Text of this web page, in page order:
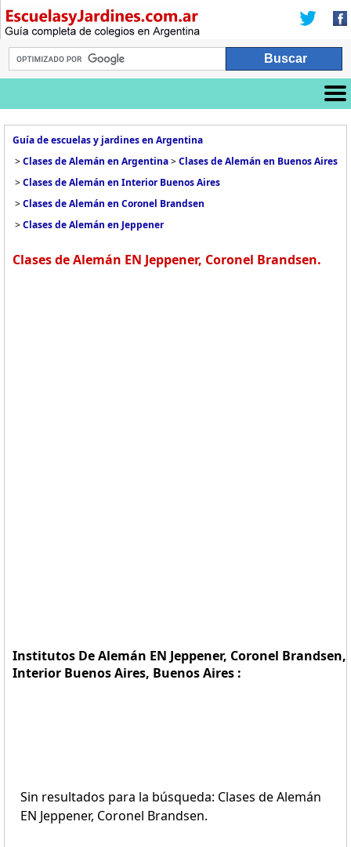
Guía de escuelas y jardines en Argentina
>Clases de Alemán en Argentina>Clases de Alemán en Buenos Aires
>Clases de Alemán en Interior Buenos Aires
>Clases de Alemán en Coronel Brandsen
>Clases de Alemán en Jeppener
Clases de Alemán EN Jeppener, Coronel Brandsen.
Institutos De Alemán EN Jeppener, Coronel Brandsen,
Interior Buenos Aires, Buenos Aires :
Sin resultados para la búsqueda: Clases de Alemán
EN Jeppener, Coronel Brandsen.